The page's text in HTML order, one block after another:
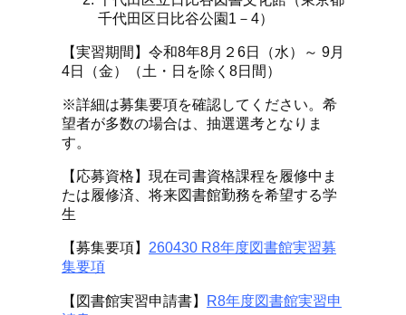
千代田区日比谷公園1－4）
【実習期間】令和8年8月２6日（水）～ 9月
4日（金）（土・日を除く8日間）
※詳細は募集要項を確認してください。希
望者が多数の場合は、抽選選考となりま
す。
【応募資格】現在司書資格課程を履修中ま
たは履修済、将来図書館勤務を希望する学
生
【募集要項】 260430 R8年度図書館実習募
集要項
【図書館実習申請書】 R8年度図書館実習申